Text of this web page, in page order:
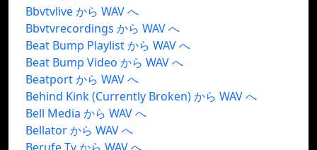
Bbvtvlive から WAV へ
Bbvtvrecordings から WAV へ
Beat Bump Playlist から WAV へ
Beat Bump Video から WAV へ
Beatport から WAV へ
Behind Kink (Currently Broken) から WAV へ
Bell Media から WAV へ
Bellator から WAV へ